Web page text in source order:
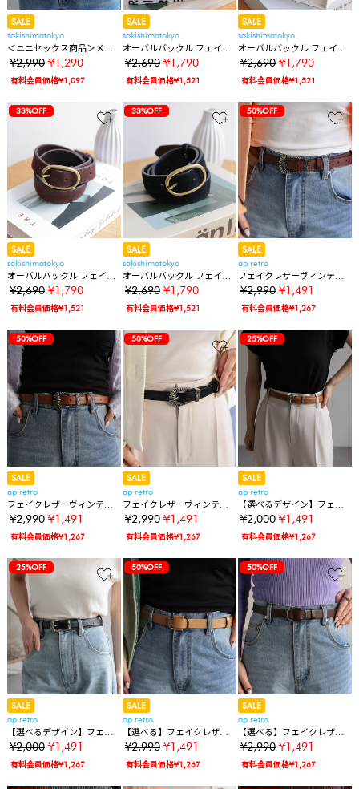
SALE
sakishimatokyo
＜ユニセックス商品＞メッ
シュベルト
¥2,990 ¥1,290
有料会員価格¥1,097
SALE
sakishimatokyo
オーバルバックル フェイク
スエードベルト
¥2,690 ¥1,790
有料会員価格¥1,521
SALE
sakishimatokyo
オーバルバックル フェイク
スエードベルト
¥2,690 ¥1,790
有料会員価格¥1,521
33%OFF
SALE
sakishimatokyo
オーバルバックル フェイク
スエードベルト
¥2,690 ¥1,790
有料会員価格¥1,521
33%OFF
SALE
sakishimatokyo
オーバルバックル フェイク
スエードベルト
¥2,690 ¥1,790
有料会員価格¥1,521
50%OFF
SALE
ap retro
フェイクレザーヴィンテー
ジウエスタンベルト
¥2,990 ¥1,491
有料会員価格¥1,267
50%OFF
SALE
ap retro
フェイクレザーヴィンテー
ジウエスタンベルト
¥2,990 ¥1,491
有料会員価格¥1,267
50%OFF
SALE
ap retro
フェイクレザーヴィンテー
ジウエスタンベルト
¥2,990 ¥1,491
有料会員価格¥1,267
25%OFF
SALE
ap retro
【選べるデザイン】フェイ
クレザーシンプルベルト /
ハラコベルト
¥2,000 ¥1,491
有料会員価格¥1,267
25%OFF
SALE
ap retro
【選べるデザイン】フェイ
クレザーシンプルベルト /
ハラコベルト
¥2,000 ¥1,491
有料会員価格¥1,267
50%OFF
SALE
ap retro
【選べる】フェイクレザー
ノンホールベルト
¥2,990 ¥1,491
有料会員価格¥1,267
50%OFF
SALE
ap retro
【選べる】フェイクレザー
ノンホールベルト
¥2,990 ¥1,491
有料会員価格¥1,267